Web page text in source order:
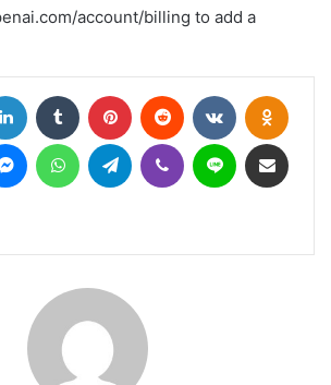
account/billing to add a
LinkedIn Tumblr Pinterest Reddit VKontakte
MessengerWhatsAppTelegram Viber Line